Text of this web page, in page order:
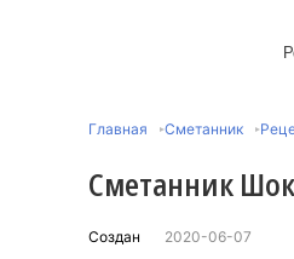
Главная Сметанник
Сметанник
Создан 2020-06-07